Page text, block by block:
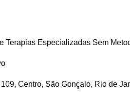
Terapias Especializadas Sem
109, Centro, São Gonçalo, Rio de